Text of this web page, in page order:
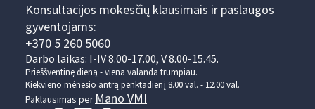
Konsultacijos mokesčių klausimais ir paslaugos
gyventojams:
+370 5 260 5060
Darbo laikas: I-IV 8.00-17.00, V 8.00-15.45.
Prieššventinę dieną - viena valanda trumpiau.
Kiekvieno mėnesio antrą penktadienį 8.00 val. - 12.00 val.
Paklausimas per Mano VMI